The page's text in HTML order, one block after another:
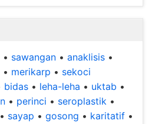
• sawangan • anaklisis •
• merikarp • sekoci
bidas • leha-leha • uktab •
• perinci • seroplastik •
• sayap • gosong • karitatif •